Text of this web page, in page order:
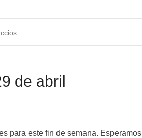
de abril
para este fin de semana. Esperamos